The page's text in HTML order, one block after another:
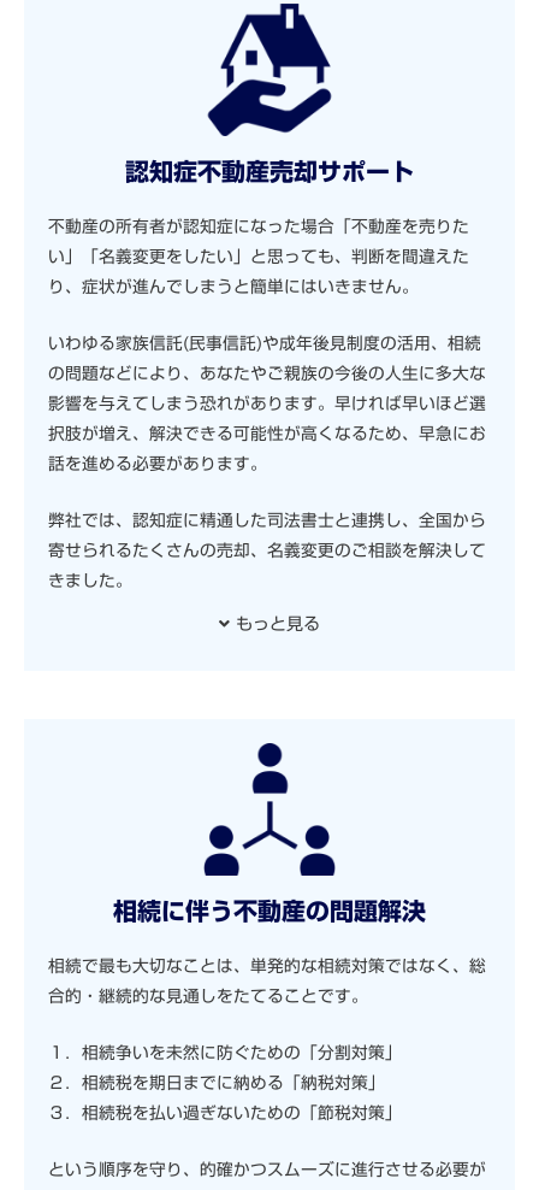
認知症不動産売却サポート
不動産の所有者が認知症になった場合「不動産を売りた
い」「名義変更をしたい」と思っても、判断を間違えた
り、症状が進んでしまうと簡単にはいきません。
いわゆる家族信託(民事信託)や成年後見制度の活用、相続
の問題などにより、あなたやご親族の今後の人生に多大な
影響を与えてしまう恐れがあります。早ければ早いほど選
択肢が増え、解決できる可能性が高くなるため、早急にお
話を進める必要があります。
弊社では、認知症に精通した司法書士と連携し、全国から
寄せられるたくさんの売却、名義変更のご相談を解決して
きました。
もっと見る
相続に伴う不動産の問題解決
相続で最も大切なことは、単発的な相続対策ではなく、総
合的・継続的な見通しをたてることです。
１．相続争いを未然に防ぐための「分割対策」
２．相続税を期日までに納める「納税対策」
３．相続税を払い過ぎないための「節税対策」
という順序を守り、的確かつスムーズに進行させる必要が